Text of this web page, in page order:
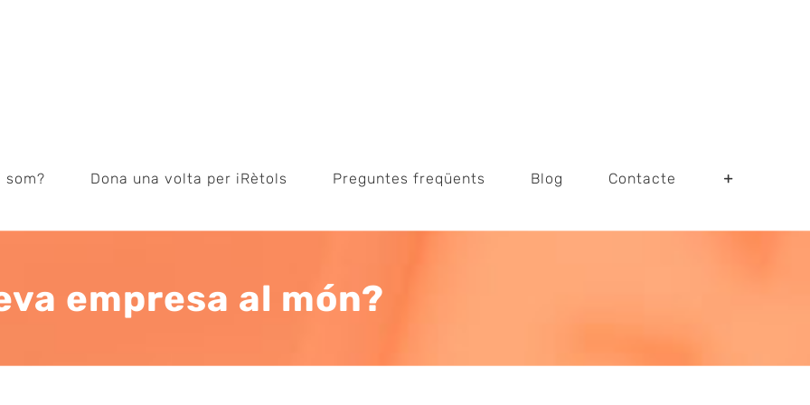
som? Dona una volta per iRètols Preguntes freqüents Blog Contacte
empresa al món?